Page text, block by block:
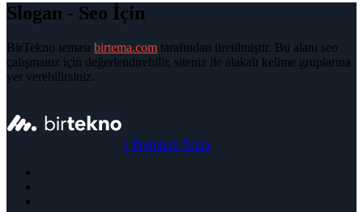
Slogan - Seo İçin
BirTekno teması birtema.com tarafından üretilmiştir. Bu alanı seo
çalışmanız için değerlendirebilir, siteniz ile alakalı kelime gruplarına
yer verebilirsiniz.
| Premium Tema